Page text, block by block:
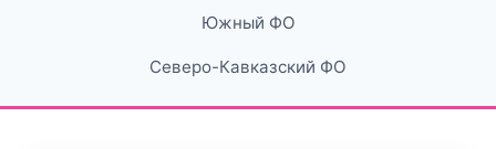
Южный ФО
Северо-Кавказский ФО